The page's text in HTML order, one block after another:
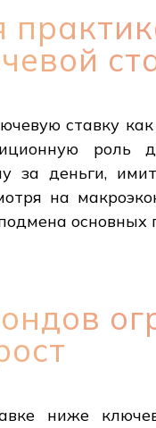
ставку
роль
за деньги,
на
ниже